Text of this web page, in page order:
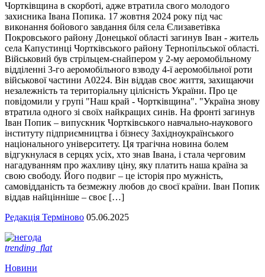
Чортківщина в скорботі, адже втратила свого молодого
захисника Івана Попика. 17 жовтня 2024 року під час
виконання бойового завдання біля села Єлизаветівка
Покровського району Донецької області загинув Іван - житель
села Капустинці Чортківського району Тернопільської області.
Військовий був стрільцем-снайпером у 2-му аеромобільному
відділенні 3-го аеромобільного взводу 4-ї аеромобільної роти
військової частини А0224. Він віддав своє життя, захищаючи
незалежність та територіальну цілісність України. Про це
повідомили у групі "Наш край - Чортківщина". "Україна знову
втратила одного зі своїх найкращих синів. На фронті загинув
Іван Попик – випускник Чортківського навчально-наукового
інституту підприємництва і бізнесу Західноукраїнського
національного університету. Ця трагічна новина болем
відгукнулася в серцях усіх, хто знав Івана, і стала черговим
нагадуванням про жахливу ціну, яку платить наша країна за
свою свободу. Його подвиг – це історія про мужність,
самовідданість та безмежну любов до своєї країни. Іван Попик
віддав найцінніше – своє […]
Редакція Терміново 05.06.2025
trending_flat
Новини